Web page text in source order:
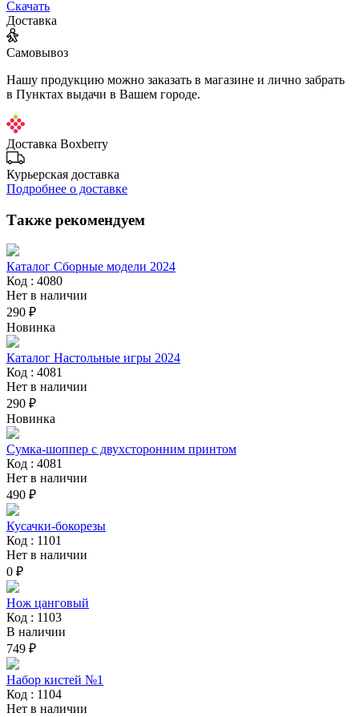
Скачать
Доставка
Самовывоз
Нашу продукцию можно заказать в магазине и лично забрать
в Пунктах выдачи в Вашем городе.
Доставка Boxberry
Курьерская доставка
Подробнее о доставке
Также рекомендуем
Каталог Сборные модели 2024
Код : 4080
Нет в наличии
290 ₽
Новинка
Каталог Настольные игры 2024
Код : 4081
Нет в наличии
290 ₽
Новинка
Сумка-шоппер с двухсторонним принтом
Код : 4081
Нет в наличии
490 ₽
Кусачки-бокорезы
Код : 1101
Нет в наличии
0 ₽
Нож цанговый
Код : 1103
В наличии
749 ₽
Набор кистей №1
Код : 1104
Нет в наличии